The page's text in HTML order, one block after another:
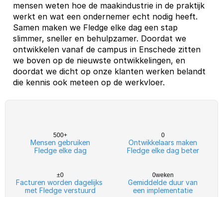
mensen weten hoe de maakindustrie in de praktijk
werkt en wat een ondernemer echt nodig heeft.
Samen maken we Fledge elke dag een stap
slimmer, sneller en behulpzamer. Doordat we
ontwikkelen vanaf de campus in Enschede zitten
we boven op de nieuwste ontwikkelingen, en
doordat we dicht op onze klanten werken belandt
die kennis ook meteen op de werkvloer.
500+
Mensen gebruiken
Fledge elke dag
0
Ontwikkelaars maken
Fledge elke dag beter
±0
Facturen worden dagelijks
met Fledge verstuurd
0weken
Gemiddelde duur van
een implementatie